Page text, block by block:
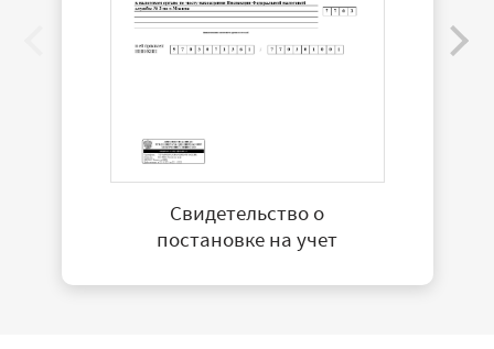
Свидетельство о
постановке на учет